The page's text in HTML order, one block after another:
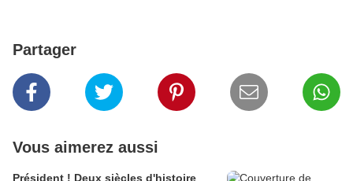
Partager
Vous aimerez aussi
Président ! Deux siècles d'histoire